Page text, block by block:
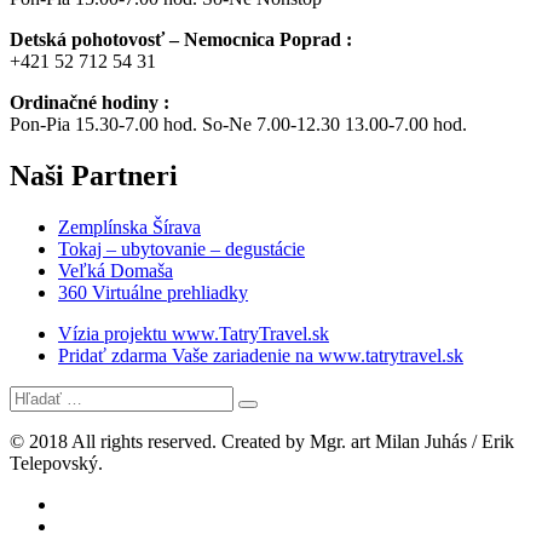
Detská pohotovosť – Nemocnica Poprad :
+421 52 712 54 31
Ordinačné hodiny :
Pon-Pia 15.30-7.00 hod. So-Ne 7.00-12.30 13.00-7.00 hod.
Naši Partneri
Zemplínska Šírava
Tokaj – ubytovanie – degustácie
Veľká Domaša
360 Virtuálne prehliadky
Vízia projektu www.TatryTravel.sk
Pridať zdarma Vaše zariadenie na www.tatrytravel.sk
© 2018 All rights reserved. Created by Mgr. art Milan Juhás / Erik
Telepovský.